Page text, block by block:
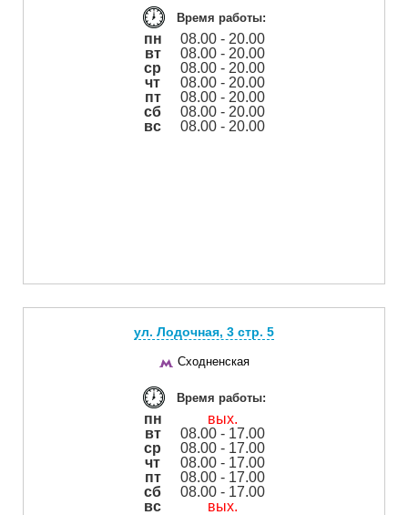
Время работы:
пн
08.00 - 20.00
вт
08.00 - 20.00
ср
08.00 - 20.00
чт
08.00 - 20.00
пт
08.00 - 20.00
сб
08.00 - 20.00
вс
08.00 - 20.00
ул. Лодочная, 3 cтр. 5
Сходненская
Время работы:
пн
вых.
вт
08.00 - 17.00
ср
08.00 - 17.00
чт
08.00 - 17.00
пт
08.00 - 17.00
сб
08.00 - 17.00
вс
вых.